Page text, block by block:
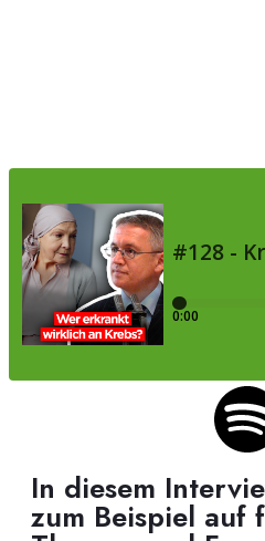
In diesem
zum Beispiel auf